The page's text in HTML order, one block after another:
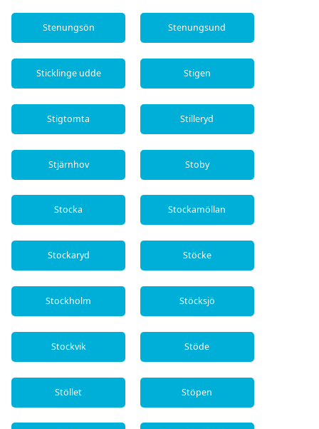
Stenungsön Stenungsund
Sticklinge udde Stigen
Stigtomta Stilleryd
Stjärnhov Stoby
Stocka Stockamöllan
Stockaryd Stöcke
Stockholm Stöcksjö
Stockvik Stöde
Stöllet Stöpen